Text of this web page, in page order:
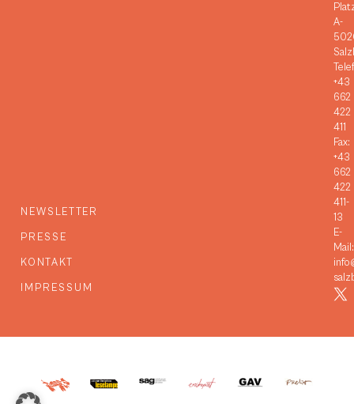
NEWSLETTER
PRESSE
KONTAKT
IMPRESSUM
A-
+43
662
422
411
Fax:
+43
662
422
411-
13
E-
Mail: